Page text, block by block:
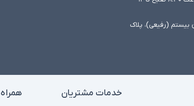
بیستم (رفیعی)، پلاک
خدمات مشتریان